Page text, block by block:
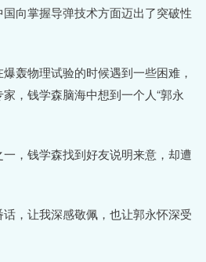
向掌握导弹技术方面迈出了突破性
轰物理试验的时候遇到一些困难，
，钱学森脑海中想到一个人“郭永
，钱学森找到好友说明来意，却遭
，让我深感敬佩，也让郭永怀深受